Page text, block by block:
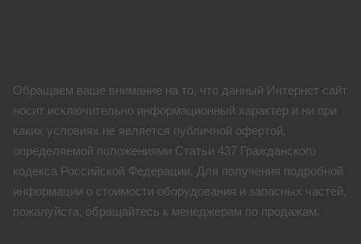
Обращаем ваше внимание на то, что данный Интернет сайт
носит исключительно информационный характер и ни при
каких условиях не является публичной офертой,
определяемой положениями Статьи 437 Гражданского
кодекса Российской Федерации. Для получения подробной
информации о стоимости оборудования и запасных частей,
пожалуйста, обращайтесь к менеджерам по продажам.